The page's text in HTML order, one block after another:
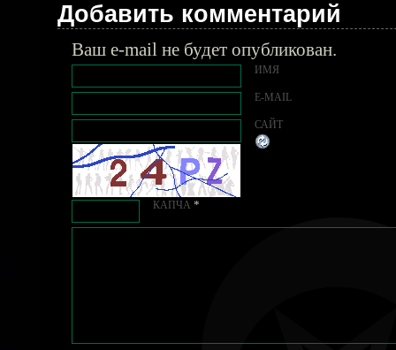
Добавить комментарий
Ваш e-mail не будет опубликован.
ИМЯ
E-MAIL
САЙТ
КАПЧА *